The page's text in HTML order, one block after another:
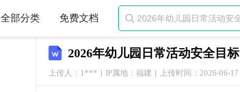
全部分类 免费文档 
2026年幼儿园日常活动安全目标
上传人：1*** IP属地：福建 上传时间：2026-06-17